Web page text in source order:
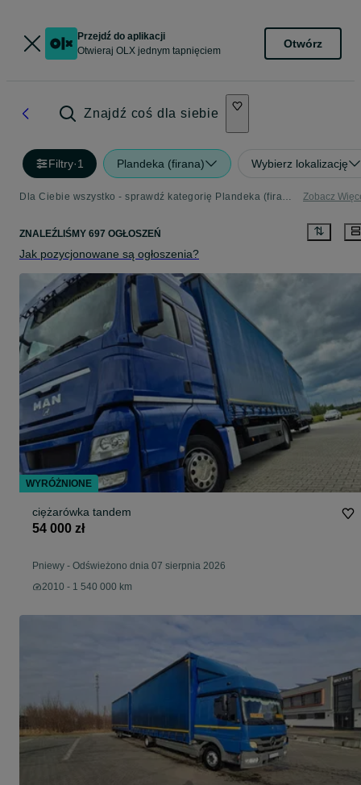
Przejdź do aplikacji
Otwieraj OLX jednym tapnięciem
Otwórz
Znajdź coś dla siebie
Filtry·1 Plandeka (firana) Wybierz lokalizację
Dla Ciebie wszystko - sprawdź kategorię Plandeka (firana) Zobacz
ZNALEŹLIŚMY 697 OGŁOSZEŃ
Jak pozycjonowane są ogłoszenia?
ciężarówka tandem
54 000 zł
Pniewy - Odświeżono dnia 07 sierpnia 2026
2010 - 1 540 000 km
WYRÓŻNIONE